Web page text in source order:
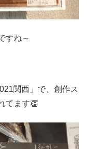
すね～
関西」で、創作ス
てます👏